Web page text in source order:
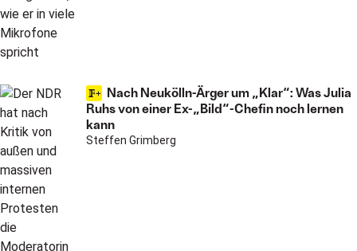
Nach Neukölln-Ärger um „Klar“: Was Julia
Ruhs von einer Ex-„Bild“-Chefin noch lernen
kann
Steffen Grimberg